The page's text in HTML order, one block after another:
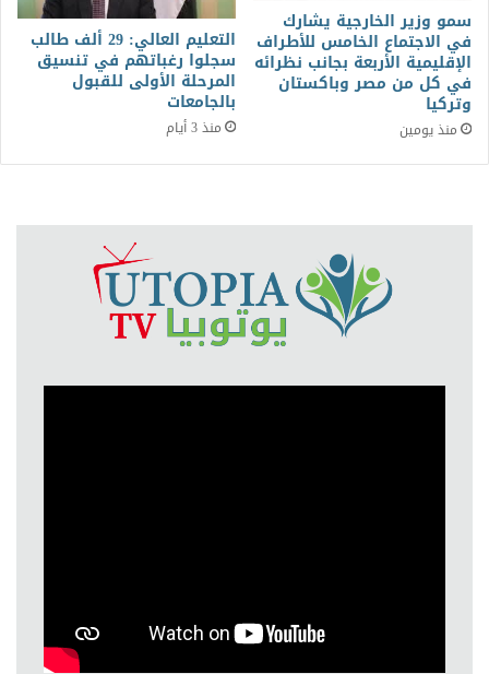
سمو وزير الخارجية يشارك
في الاجتماع الخامس للأطراف
الإقليمية الأربعة بجانب نظرائه
في كل من مصر وباكستان
وتركيا
منذ يومين
التعليم العالي: 29 ألف طالب
سجلوا رغباتهم في تنسيق
المرحلة الأولى للقبول
بالجامعات
منذ 3 أيام